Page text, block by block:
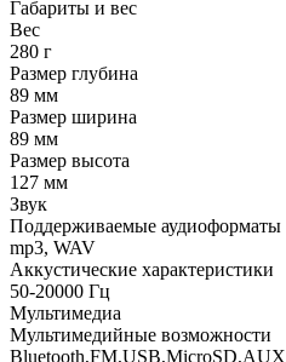
Габариты и вес
Вес
280 г
Размер глубина
89 мм
Размер ширина
89 мм
Размер высота
127 мм
Звук
Поддерживаемые аудиоформаты
mp3, WAV
Аккустические характеристики
50-20000 Гц
Мультимедиа
Мультимедийные возможности
Bluetooth,FM,USB,MicroSD,AUX